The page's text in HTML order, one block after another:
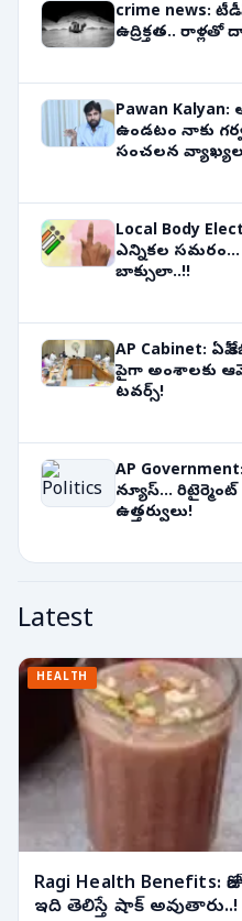
crime news:
ఉద్రిక్తత..
Pawan
ఉండటం నాకు గర్వకారణం... పవన్ కల్యాణ్
సంచలన
Local Body
ఎన్నికల
బాక్సులా..!!
AP Cabinet:
పైగా అంశాలకు
టవర్స్!
AP
న్యూస్...
ఉత్తర్వులు!
Latest
HEALTH
Ragi Health Benefits: రోజూ రాగి జావ తాగుతున్నారా..
ఇది తెలిస్తే షాక్ అవుతారు..!